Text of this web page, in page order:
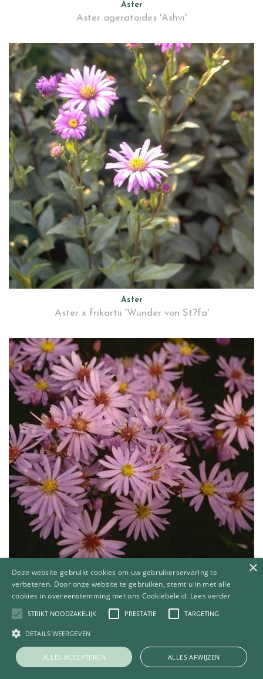
Aster
Aster ageratoides 'Ashvi'
Aster
Aster x frikartii 'Wunder von St?fa'
Aster
Aster 'Little Carlow'
×
Deze website gebruikt cookies om uw gebruikerservaring te
verbeteren. Door onze website te gebruiken, stemt u in met alle
cookies in overeenstemming met ons Cookiebeleid. Lees verder
STRIKT NOODZAKELIJK PRESTATIE TARGETING
DETAILS WEERGEVEN
ALLES ACCEPTEREN ALLES AFWIJZEN